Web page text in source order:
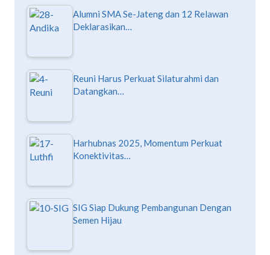
Alumni SMA Se-Jateng dan 12 Relawan
Deklarasikan…
Reuni Harus Perkuat Silaturahmi dan
Datangkan…
Harhubnas 2025, Momentum Perkuat
Konektivitas…
SIG Siap Dukung Pembangunan Dengan
Semen Hijau